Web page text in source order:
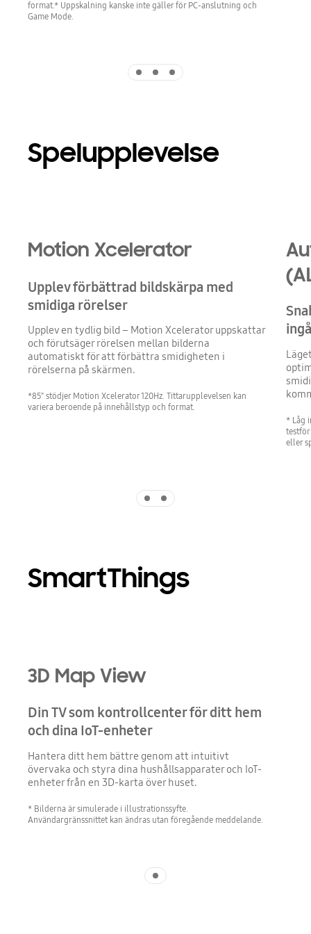
format.* Uppskalning kanske inte gäller för PC-anslutning och
Game Mode.
Spelupplevelse
Motion Xcelerator
Upplev förbättrad bildskärpa med
smidiga rörelser
Upplev en tydlig bild – Motion Xcelerator uppskattar
och förutsäger rörelsen mellan bilderna
automatiskt för att förbättra smidigheten i
rörelserna på skärmen.
*85" stödjer Motion Xcelerator 120Hz. Tittarupplevelsen kan
variera beroende på innehållstyp och format.
* Låg
eller
SmartThings
3D Map View
Din TV som kontrollcenter för ditt hem
och dina IoT-enheter
Hantera ditt hem bättre genom att intuitivt
övervaka och styra dina hushållsapparater och IoT-
enheter från en 3D-karta över huset.
* Bilderna är simulerade i illustrationssyfte.
Användargränssnittet kan ändras utan föregående meddelande.